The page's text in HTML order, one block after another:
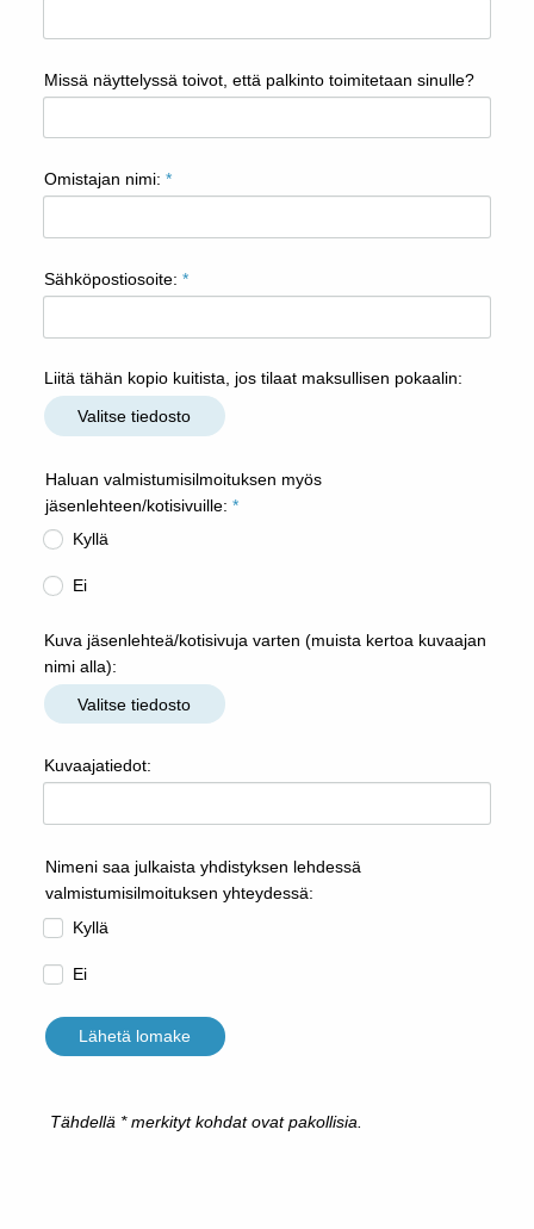
Missä näyttelyssä toivot, että palkinto toimitetaan sinulle?
Omistajan nimi: *
Sähköpostiosoite: *
Liitä tähän kopio kuitista, jos tilaat maksullisen pokaalin:
Valitse tiedosto
Haluan valmistumisilmoituksen myös
jäsenlehteen/kotisivuille: *
Kyllä
Ei
Kuva jäsenlehteä/kotisivuja varten (muista kertoa kuvaajan
nimi alla):
Valitse tiedosto
Kuvaajatiedot:
Nimeni saa julkaista yhdistyksen lehdessä
valmistumisilmoituksen yhteydessä:
Kyllä
Ei
Lähetä lomake
⁠⁠⁠⁠⁠⁠⁠Tähdellä * merkityt kohdat ovat pakollisia.